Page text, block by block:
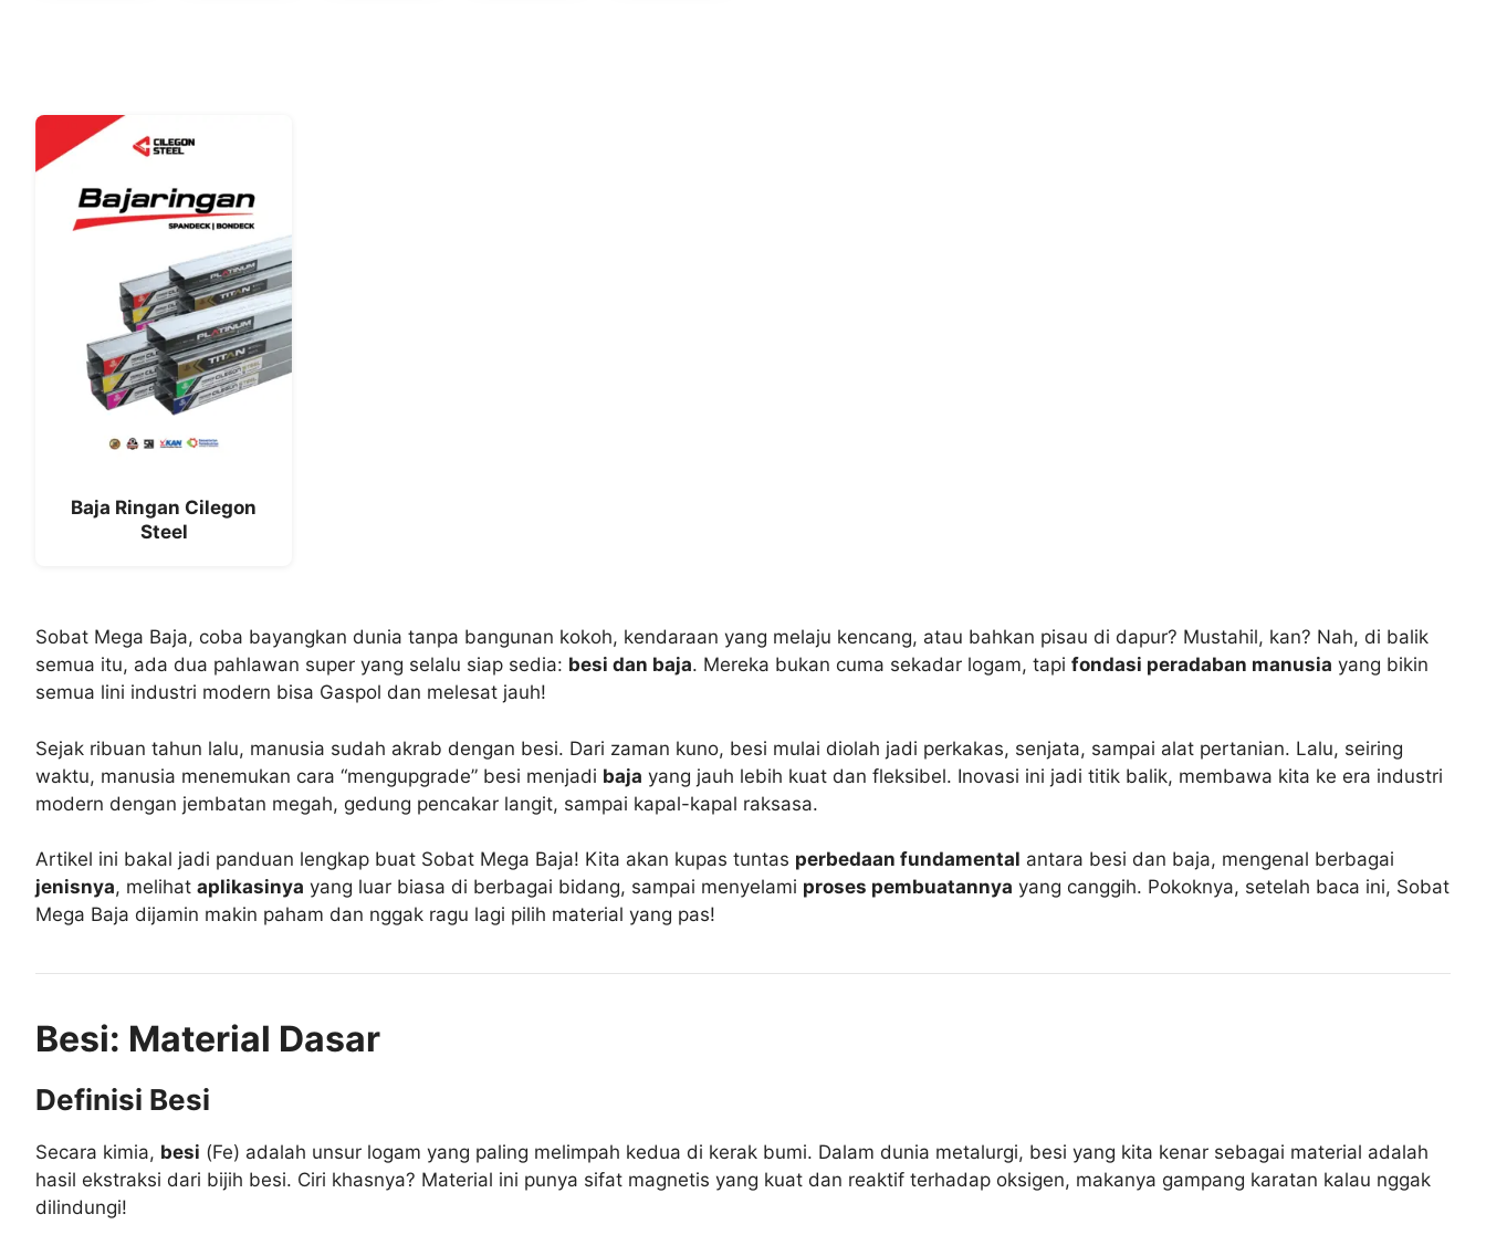
Baja Ringan Cilegon
Steel
Sobat Mega Baja, coba bayangkan dunia tanpa bangunan kokoh, kendaraan yang melaju kencang, atau bahkan pisau di dapur? Mustahil, kan? Nah, di balik
semua itu, ada dua pahlawan super yang selalu siap sedia: besi dan baja. Mereka bukan cuma sekadar logam, tapi fondasi peradaban manusia yang bikin
semua lini industri modern bisa Gaspol dan melesat jauh!
Sejak ribuan tahun lalu, manusia sudah akrab dengan besi. Dari zaman kuno, besi mulai diolah jadi perkakas, senjata, sampai alat pertanian. Lalu, seiring
waktu, manusia menemukan cara “mengupgrade” besi menjadi baja yang jauh lebih kuat dan fleksibel. Inovasi ini jadi titik balik, membawa kita ke era industri
modern dengan jembatan megah, gedung pencakar langit, sampai kapal-kapal raksasa.
Artikel ini bakal jadi panduan lengkap buat Sobat Mega Baja! Kita akan kupas tuntas perbedaan fundamental antara besi dan baja, mengenal berbagai
jenisnya, melihat aplikasinya yang luar biasa di berbagai bidang, sampai menyelami proses pembuatannya yang canggih. Pokoknya, setelah baca ini, Sobat
Mega Baja dijamin makin paham dan nggak ragu lagi pilih material yang pas!
Besi: Material Dasar
Definisi Besi
Secara kimia, besi (Fe) adalah unsur logam yang paling melimpah kedua di kerak bumi. Dalam dunia metalurgi, besi yang kita kenar sebagai material adalah
hasil ekstraksi dari bijih besi. Ciri khasnya? Material ini punya sifat magnetis yang kuat dan reaktif terhadap oksigen, makanya gampang karatan kalau nggak
dilindungi!